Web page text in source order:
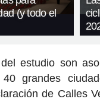
(y todo el
estudio son
grandes
de Calles